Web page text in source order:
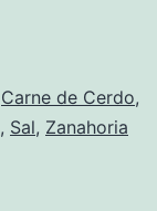
Carne de Cerdo,
, Sal, Zanahoria